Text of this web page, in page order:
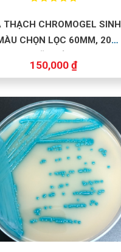
THẠCH CHROMOGEL SINH
CHỌN LỌC 60MM, 20
150,000 ₫